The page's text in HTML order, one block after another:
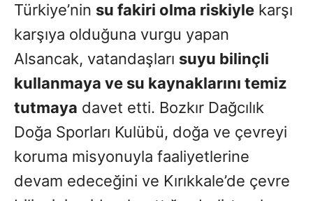
Türkiye’nin su fakiri olma riskiyle karşı
karşıya olduğuna vurgu yapan
Alsancak, vatandaşları suyu bilinçli
kullanmaya ve su kaynaklarını temiz
tutmaya davet etti. Bozkır Dağcılık
Doğa Sporları Kulübü, doğa ve çevreyi
koruma misyonuyla faaliyetlerine
devam edeceğini ve Kırıkkale’de çevre